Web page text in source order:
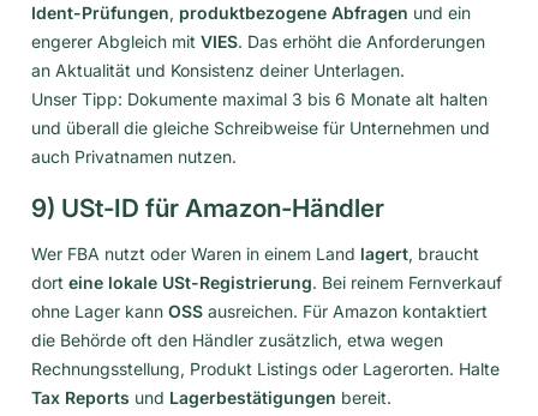
Ident-Prüfungen, produktbezogene Abfragen und ein
engerer Abgleich mit VIES. Das erhöht die Anforderungen
an Aktualität und Konsistenz deiner Unterlagen.
Unser Tipp: Dokumente maximal 3 bis 6 Monate alt halten
und überall die gleiche Schreibweise für Unternehmen und
auch Privatnamen nutzen.
9) USt-ID für Amazon-Händler
Wer FBA nutzt oder Waren in einem Land lagert, braucht
dort eine lokale USt-Registrierung. Bei reinem Fernverkauf
ohne Lager kann OSS ausreichen. Für Amazon kontaktiert
die Behörde oft den Händler zusätzlich, etwa wegen
Rechnungsstellung, Produkt Listings oder Lagerorten. Halte
Tax Reports und Lagerbestätigungen bereit.